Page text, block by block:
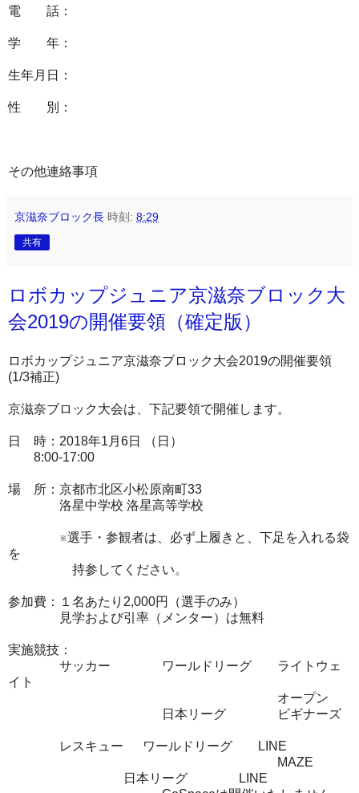
電 話：
学 年：
生年月日：
性 別：
その他連絡事項
京滋奈ブロック長 時刻: 8:29
共有
ロボカップジュニア京滋奈ブロック大
会2019の開催要領（確定版）
ロボカップジュニア京滋奈ブロック大会2019の開催要領
(1/3補正)
京滋奈ブロック大会は、下記要領で開催します。
日 時：2018年1月6日 （日）
8:00-17:00
場 所：京都市北区小松原南町33
洛星中学校 洛星高等学校
※選手・参観者は、必ず上履きと、下足を入れる袋
を
持参してください。
参加費：１名あたり2,000円（選手のみ）
見学および引率（メンター）は無料
実施競技：
サッカー ワールドリーグ ライトウェ
イト
オープン
日本リーグ ビギナーズ
レスキュー ワールドリーグ LINE
MAZE
日本リーグ LINE